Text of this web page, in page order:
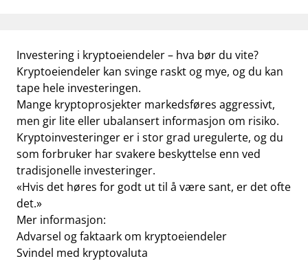
Investering i kryptoeiendeler – hva bør du vite?
Kryptoeiendeler kan svinge raskt og mye, og du kan
tape hele investeringen.
Mange kryptoprosjekter markedsføres aggressivt,
men gir lite eller ubalansert informasjon om risiko.
Kryptoinvesteringer er i stor grad uregulerte, og du
som forbruker har svakere beskyttelse enn ved
tradisjonelle investeringer.
«Hvis det høres for godt ut til å være sant, er det ofte
det.»
Mer informasjon:
Advarsel og faktaark om kryptoeiendeler
Svindel med kryptovaluta